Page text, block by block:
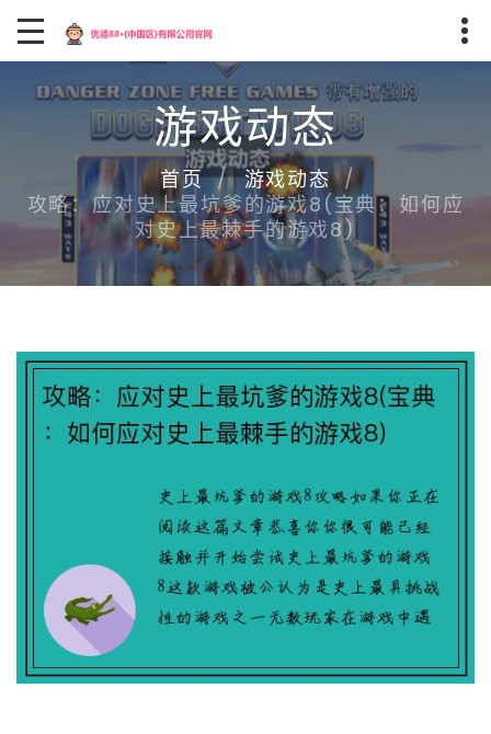
游戏动态
首页
游戏动态
攻略：应对史上最坑爹的游戏8(宝典：如何应
对史上最棘手的游戏8)